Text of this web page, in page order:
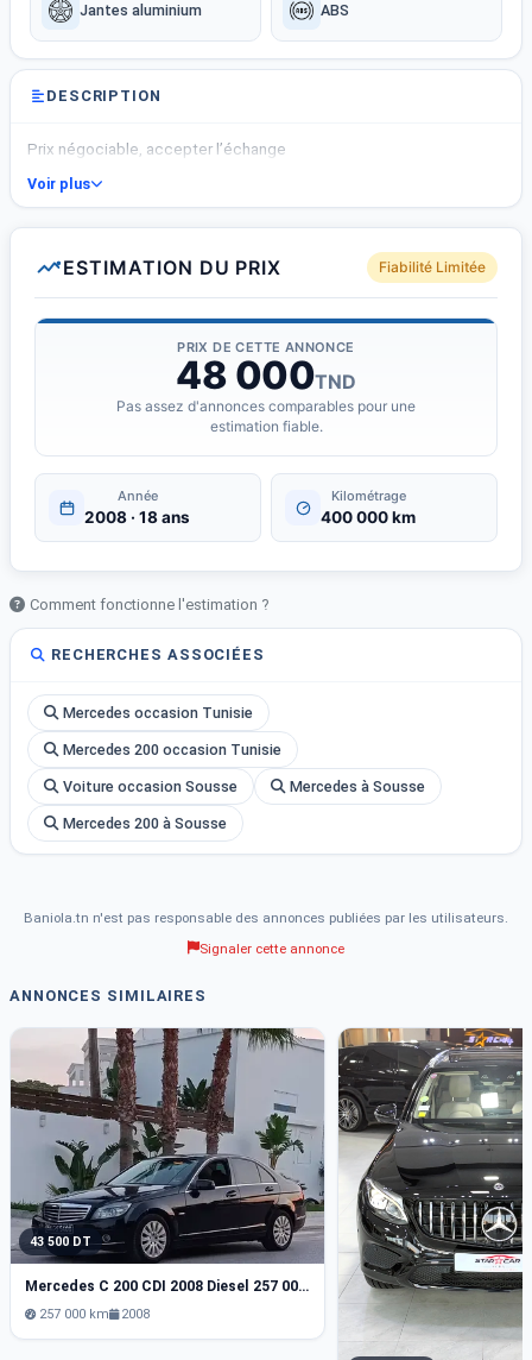
Jantes aluminium ABS
DESCRIPTION
Prix négociable, accepter l’échange
Voir plus
ESTIMATION DU PRIX Fiabilité Limitée
PRIX DE CETTE ANNONCE
48 000TND
Pas assez d'annonces comparables pour une
estimation fiable.
Année
2008 · 18 ans
Kilométrage
400 000 km
Comment fonctionne l'estimation ?
RECHERCHES ASSOCIÉES
Mercedes occasion Tunisie
Mercedes 200 occasion Tunisie
Voiture occasion Sousse Mercedes à Sousse
Mercedes 200 à Sousse
Baniola.tn n'est pas responsable des annonces publiées par les utilisateurs.
Signaler cette annonce
ANNONCES SIMILAIRES
43 500 DT
Mercedes C 200 CDI 2008 Diesel 257 000 km
257 000 km 2008